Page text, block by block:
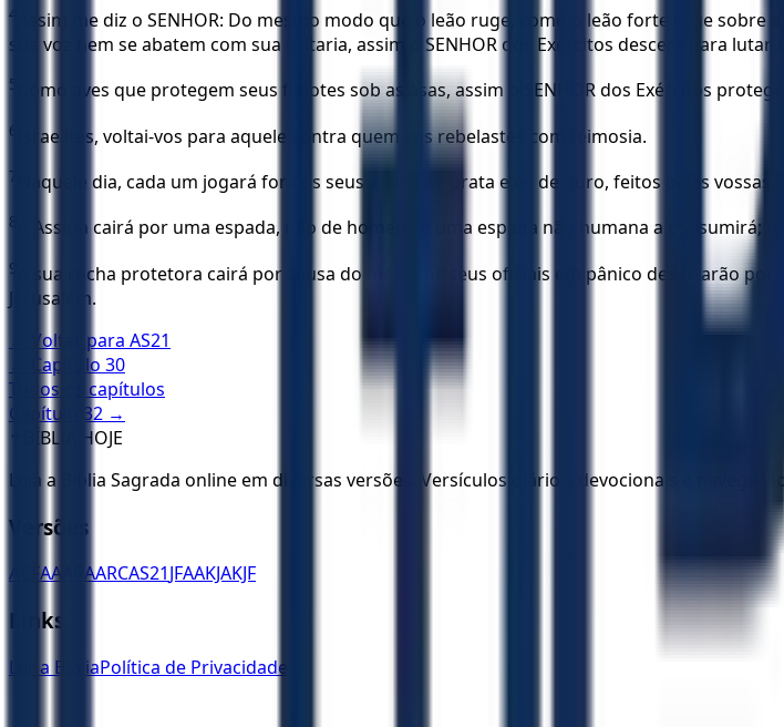
4
Assim me diz o SENHOR: Do mesmo modo que o leão ruge, como o leão forte ruge
sua voz nem se abatem com sua gritaria, assim o SENHOR dos Exércitos descerá para lutar
5 Como aves que protegem seus filhotes sob as asas, assim o SENHOR dos Exércitos
6 Israelitas, voltai-vos para aquele contra quem vos rebelastes com teimosia.
7 Naquele dia, cada um jogará fora os seus ídolos de prata e os de ouro, feitos pelas vossas
8 A Assíria cairá por uma espada, não de homem; e uma espada não humana a
9
A sua rocha protetora cairá por causa do medo, os seus oficiais em pânico desertarão por
Jerusalém.
← Voltar para AS21
← Capítulo 30
Todos os capítulos
Capítulo
32 →
BÍBLIA HOJE
Leia a Bíblia Sagrada online em diversas versões. Versículos diários, devocionais e
Versões
ACFAA ARAARCAS21JFAAKJAKJF
Links
Ler a BíbliaPolítica de Privacidade